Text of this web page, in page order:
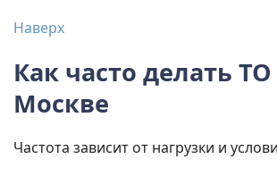
Наверх
Как часто делать ТО
Москве
Частота зависит от нагрузки и